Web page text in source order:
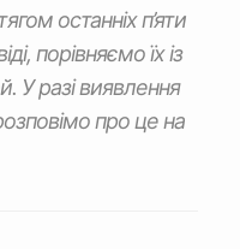
останніх п’яти
порівняємо їх із
У разі виявлення
про це на